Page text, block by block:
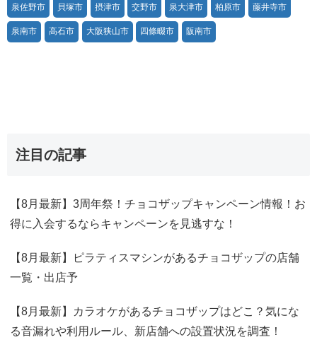
泉佐野市 貝塚市 摂津市 交野市 泉大津市 柏原市 藤井寺市
泉南市 高石市 大阪狭山市 四條畷市 阪南市
注目の記事
【8月最新】3周年祭！チョコザップキャンペーン情報！お
得に入会するならキャンペーンを見逃すな！
【8月最新】ピラティスマシンがあるチョコザップの店舗
一覧・出店予
【8月最新】カラオケがあるチョコザップはどこ？気にな
る音漏れや利用ルール、新店舗への設置状況を調査！